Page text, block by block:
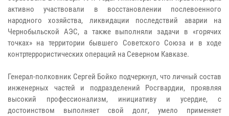
активно участвовали в восстановлении послевоенного
народного хозяйства, ликвидации последствий аварии на
Чернобыльской АЭС, а также выполняли задачи в «горячих
точках» на территории бывшего Советского Союза и в ходе
контртеррористических операций на Северном Кавказе.
Генерал-полковник Сергей Бойко подчеркнул, что личный состав
инженерных частей и подразделений Росгвардии, проявляя
высокий профессионализм, инициативу и усердие, с
достоинством выполняет свой долг, умело применяет